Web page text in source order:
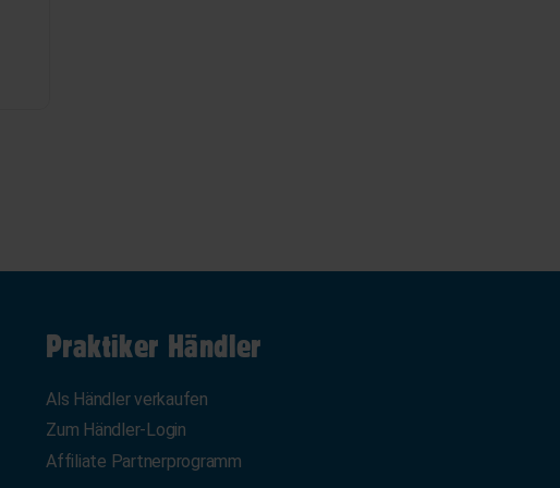
Praktiker Händler
Als Händler verkaufen
Zum Händler-Login
Affiliate Partnerprogramm